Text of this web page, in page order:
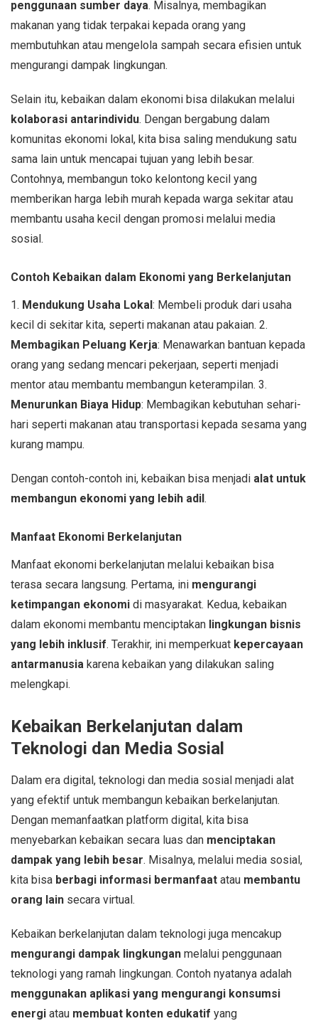
penggunaan sumber daya. Misalnya, membagikan
makanan yang tidak terpakai kepada orang yang
membutuhkan atau mengelola sampah secara efisien untuk
mengurangi dampak lingkungan.
Selain itu, kebaikan dalam ekonomi bisa dilakukan melalui
kolaborasi antarindividu. Dengan bergabung dalam
komunitas ekonomi lokal, kita bisa saling mendukung satu
sama lain untuk mencapai tujuan yang lebih besar.
Contohnya, membangun toko kelontong kecil yang
memberikan harga lebih murah kepada warga sekitar atau
membantu usaha kecil dengan promosi melalui media
sosial.
Contoh Kebaikan dalam Ekonomi yang Berkelanjutan
1. Mendukung Usaha Lokal: Membeli produk dari usaha
kecil di sekitar kita, seperti makanan atau pakaian. 2.
Membagikan Peluang Kerja: Menawarkan bantuan kepada
orang yang sedang mencari pekerjaan, seperti menjadi
mentor atau membantu membangun keterampilan. 3.
Menurunkan Biaya Hidup: Membagikan kebutuhan sehari-
hari seperti makanan atau transportasi kepada sesama yang
kurang mampu.
Dengan contoh-contoh ini, kebaikan bisa menjadi alat untuk
membangun ekonomi yang lebih adil.
Manfaat Ekonomi Berkelanjutan
Manfaat ekonomi berkelanjutan melalui kebaikan bisa
terasa secara langsung. Pertama, ini mengurangi
ketimpangan ekonomi di masyarakat. Kedua, kebaikan
dalam ekonomi membantu menciptakan lingkungan bisnis
yang lebih inklusif. Terakhir, ini memperkuat kepercayaan
antarmanusia karena kebaikan yang dilakukan saling
melengkapi.
Kebaikan Berkelanjutan dalam
Teknologi dan Media Sosial
Dalam era digital, teknologi dan media sosial menjadi alat
yang efektif untuk membangun kebaikan berkelanjutan.
Dengan memanfaatkan platform digital, kita bisa
menyebarkan kebaikan secara luas dan menciptakan
dampak yang lebih besar. Misalnya, melalui media sosial,
kita bisa berbagi informasi bermanfaat atau membantu
orang lain secara virtual.
Kebaikan berkelanjutan dalam teknologi juga mencakup
mengurangi dampak lingkungan melalui penggunaan
teknologi yang ramah lingkungan. Contoh nyatanya adalah
menggunakan aplikasi yang mengurangi konsumsi
energi atau membuat konten edukatif yang